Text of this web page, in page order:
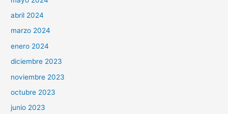
abril 2024
marzo 2024
enero 2024
diciembre 2023
noviembre 2023
octubre 2023
junio 2023